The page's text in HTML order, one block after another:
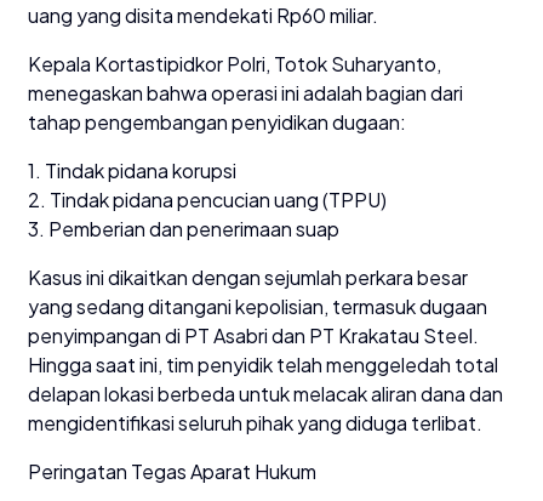
uang yang disita mendekati Rp60 miliar.
Kepala Kortastipidkor Polri, Totok Suharyanto,
menegaskan bahwa operasi ini adalah bagian dari
tahap pengembangan penyidikan dugaan:
1. Tindak pidana korupsi
2. Tindak pidana pencucian uang (TPPU)
3. Pemberian dan penerimaan suap
Kasus ini dikaitkan dengan sejumlah perkara besar
yang sedang ditangani kepolisian, termasuk dugaan
penyimpangan di PT Asabri dan PT Krakatau Steel.
Hingga saat ini, tim penyidik telah menggeledah total
delapan lokasi berbeda untuk melacak aliran dana dan
mengidentifikasi seluruh pihak yang diduga terlibat.
Peringatan Tegas Aparat Hukum